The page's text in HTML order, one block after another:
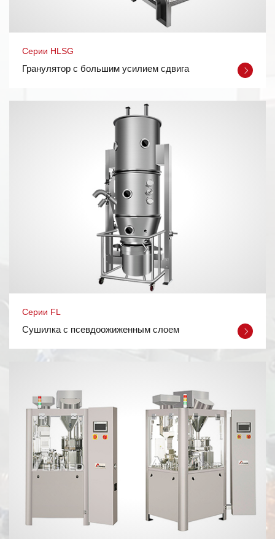
Гранулятор с большим усилием сдвига
Cерии HLSG
Сушилка с псевдоожиженным слоем
Cерии FL